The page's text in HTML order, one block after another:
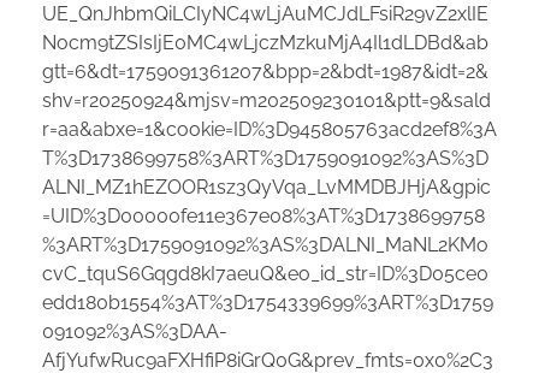
UE_QnJhbmQiLCIyNC4wLjAuMCJdLFsiR29vZ2xlIE
Nocm9tZSIsIjE0MC4wLjczMzkuMjA4Il1dLDBd&ab
gtt=6&dt=1759091361207&bpp=2&bdt=1987&idt=2&
shv=r20250924&mjsv=m202509230101&ptt=9&sald
r=aa&abxe=1&cookie=ID%3D945805763acd2ef8%3A
T%3D1738699758%3ART%3D1759091092%3AS%3D
ALNI_MZ1hEZOOR1sz3QyVqa_LvMMDBJHjA&gpic
=UID%3D00000fe11e367e08%3AT%3D1738699758
%3ART%3D1759091092%3AS%3DALNI_MaNL2KMo
cvC_tquS6Gqgd8kI7aeuQ&eo_id_str=ID%3D05ce0
edd180b1554%3AT%3D1754339699%3ART%3D1759
091092%3AS%3DAA-
AfjYufwRuc9aFXHfiP8iGrQ0G&prev_fmts=0x0%2C3